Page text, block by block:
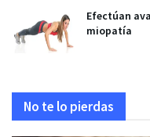
Efectúan
miopatía
No te lo pierdas